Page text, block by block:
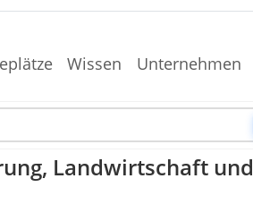
Wissen Unternehmen
Landwirtschaft und